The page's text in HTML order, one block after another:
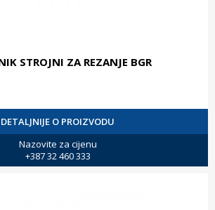
STROJNI ZA REZANJE BGR
DETALJNIJE O PROIZVODU
Nazovite za cijenu
+387 32 460 333